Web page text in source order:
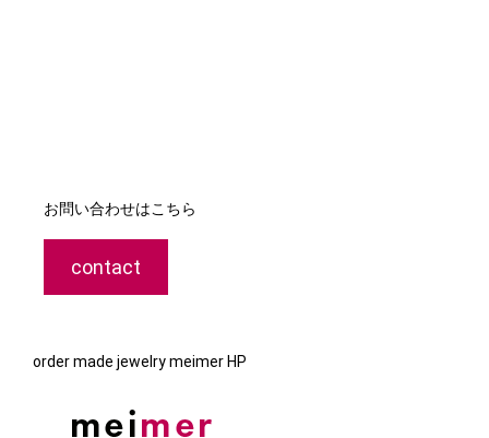
お問い合わせはこちら
contact
order made jewelry meimer HP